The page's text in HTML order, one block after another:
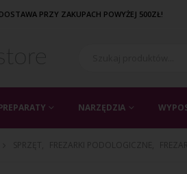
PRZY ZAKUPACH POWYŻEJ 500ZŁ!
NARZĘDZIA